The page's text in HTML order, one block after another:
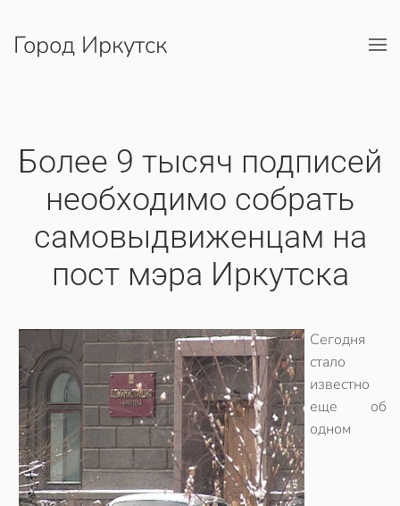
Перейти к содержимому
Город Иркутск
Более 9 тысяч подписей
необходимо собрать
самовыдвиженцам на
пост мэра Иркутска
Сегодня
стало
известно
еще об
одном